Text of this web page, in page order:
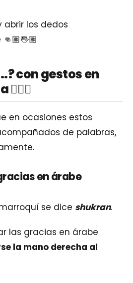
abrir los dedos
con gestos en
en ocasiones estos
de palabras,
en árabe
se dice shukran.
las gracias en árabe
la mano derecha al